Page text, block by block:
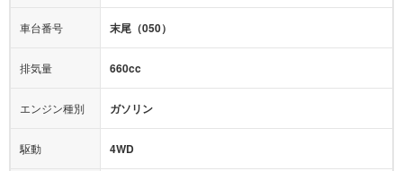
ミュージックプレイヤー接続可
後席モニター
衝撃緩和ヘッドレスト
サポカー
アクセル踏み間違い（誤発進）防止装置
アダプティブクルーズコントロール
車台番号 末尾（050）
排気量 660cc
エンジン種別 ガソリン
駆動 4WD